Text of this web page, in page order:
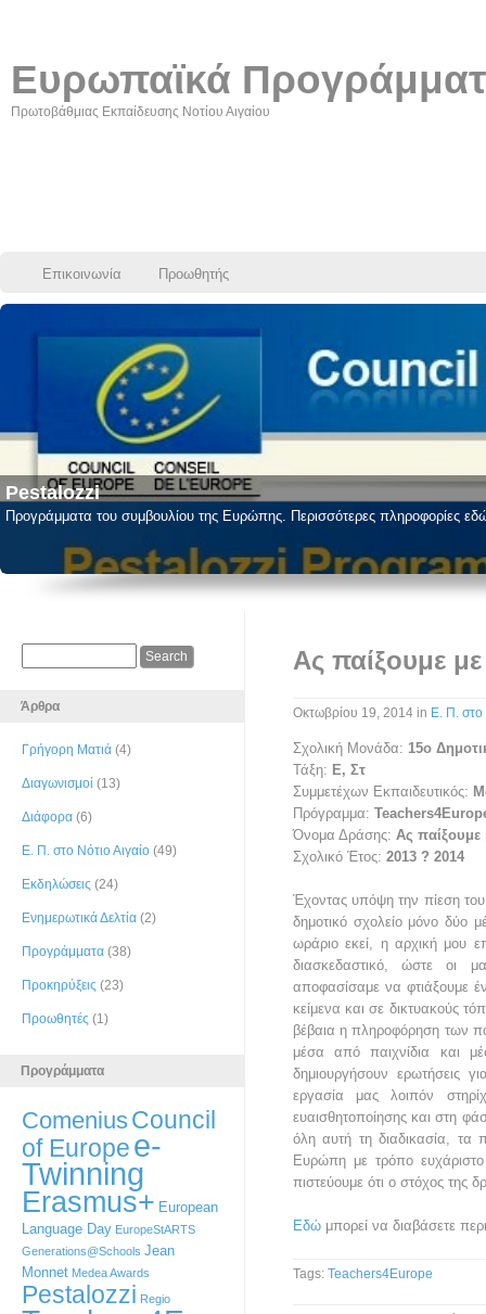
Ευρωπαϊκά
Πρωτοβάθμιας Εκπαίδευσης Νοτίου Αιγαίου
Επικοινωνία Προωθητής
Pestalozzi
Προγράμματα του συμβουλίου της Ευρώπης. Περισσότερες πληροφορίες
Άρθρα
Γρήγορη Ματιά (4)
Διαγωνισμοί (13)
Διάφορα (6)
Ε. Π. στο Νότιο Αιγαίο (49)
Εκδηλώσεις (24)
Ενημερωτικά Δελτία (2)
Προγράμματα (38)
Προκηρύξεις (23)
Προωθητές (1)
Προγράμματα
ComeniusCouncil
of Europee-
Twinning
Erasmus+ European
Language Day EuropeStARTS
Generations@Schools Jean
Monnet Medea Awards
Pestalozzi Regio
Ας παίξουμε
Οκτωβρίου 19, 2014 in Ε. Π. στο
Σχολική Μονάδα: 15ο
Τάξη: Ε, Στ
Συμμετέχων Εκπαιδευτικός:
Πρόγραμμα:
Όνομα Δράσης: Ας
Σχολικό Έτος: 2013 ? 2014
Έχοντας υπόψη την πίεση του
δημοτικό σχολείο μόνο δύο
ωράριο εκεί, η αρχική μου
διασκεδαστικό, ώστε οι
αποφασίσαμε να φτιάξουμε
κείμενα και σε δικτυακούς
βέβαια η πληροφόρηση των
μέσα από παιχνίδια και
δημιουργήσουν ερωτήσεις
εργασία μας λοιπόν
ευαισθητοποίησης και στη
όλη αυτή τη διαδικασία, τα
Ευρώπη με τρόπο
πιστεύουμε ότι ο στόχος της
Εδώ μπορεί να διαβάσετε
Tags: Teachers4Europe